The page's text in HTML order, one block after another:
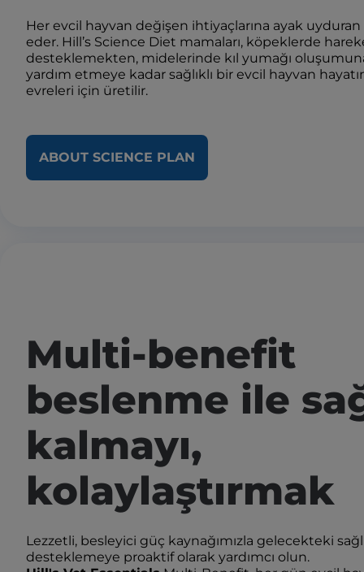
Her evcil hayvan değişen ihtiyaçlarına ayak uyduran
eder. Hill’s Science Diet mamaları, köpeklerde
desteklemekten, midelerinde kıl yumağı
yardım etmeye kadar sağlıklı bir evcil hayvan
evreleri için üretilir.
ABOUT SCIENCE PLAN
Multi-benefit
beslenme ile
kalmayı,
kolaylaştırmak
Lezzetli, besleyici güç kaynağımızla gelecekteki
desteklemeye proaktif olarak yardımcı olun.